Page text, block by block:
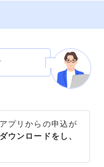
プリからの申込が
ウンロードをし、